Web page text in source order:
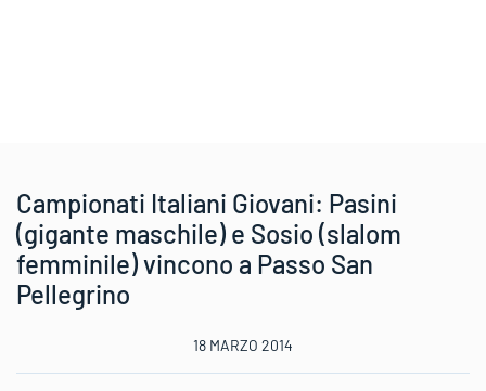
Campionati Italiani Giovani: Pasini
(gigante maschile) e Sosio (slalom
femminile) vincono a Passo San
Pellegrino
18 MARZO 2014